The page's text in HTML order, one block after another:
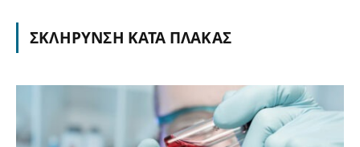
ΣΚΛΉΡΥΝΣΗ ΚΑΤΆ ΠΛΆΚΑΣ